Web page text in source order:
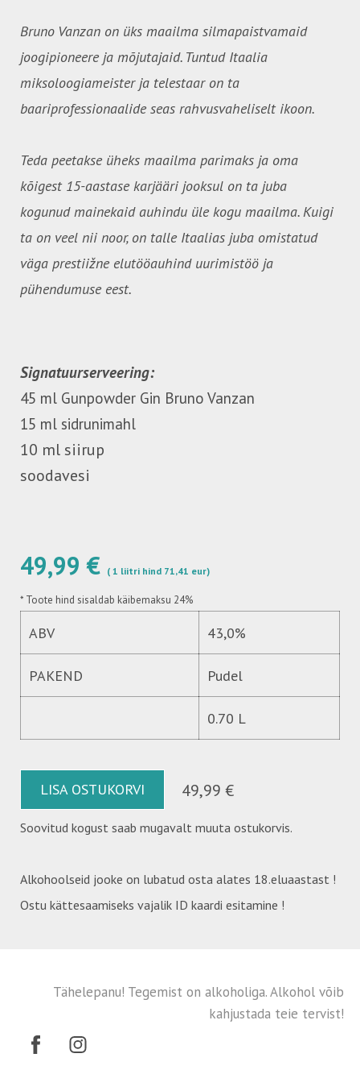
Bruno Vanzan on üks maailma silmapaistvamaid
joogipioneere ja mõjutajaid. Tuntud Itaalia
miksoloogiameister ja telestaar on ta
baariprofessionaalide seas rahvusvaheliselt ikoon.
Teda peetakse üheks maailma parimaks ja oma
kõigest 15-aastase karjääri jooksul on ta juba
kogunud mainekaid auhindu üle kogu maailma. Kuigi
ta on veel nii noor, on talle Itaalias juba omistatud
väga prestiižne elutööauhind uurimistöö ja
pühendumuse eest.
Signatuurserveering:
45 ml Gunpowder Gin Bruno Vanzan
15 ml sidrunimahl
10 ml siirup
soodavesi
49,99 € ( 1 liitri hind 71,41 eur)
* Toote hind sisaldab käibemaksu 24%
ABV 43,0%
PAKEND Pudel
0.70 L
LISA OSTUKORVI 49,99 €
Soovitud kogust saab mugavalt muuta ostukorvis.
Alkohoolseid jooke on lubatud osta alates 18.eluaastast !
Ostu kättesaamiseks vajalik ID kaardi esitamine !
Tähelepanu! Tegemist on alkoholiga. Alkohol võib
kahjustada teie tervist!